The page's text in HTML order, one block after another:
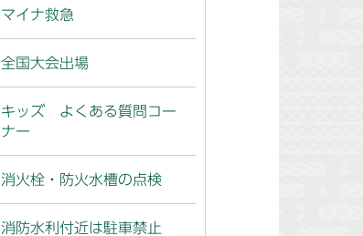
マイナ救急
全国大会出場
キッズ よくある質問コー
ナー
消火栓・防火水槽の点検
消防水利付近は駐車禁止